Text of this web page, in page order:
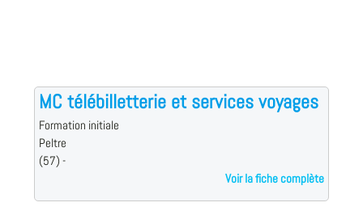
MC télébilletterie et services voyages
Formation initiale
Peltre
(57) -
Voir la fiche complète